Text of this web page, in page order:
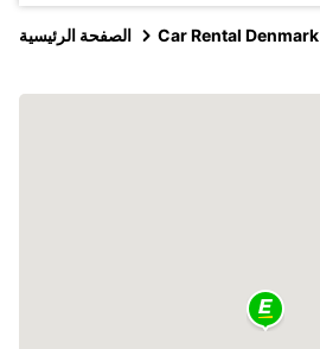
الصفحة الرئيسية Car Rental Denmark